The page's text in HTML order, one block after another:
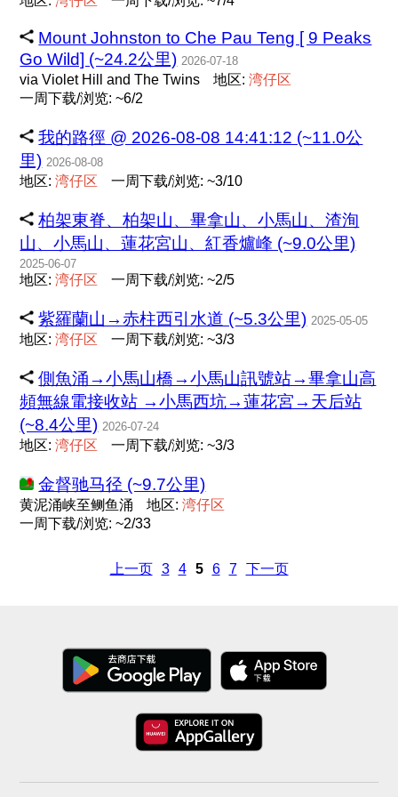
Mount Johnston to Che Pau Teng [ 9 Peaks
Go Wild] (~24.2公里) 2026-07-18
via Violet Hill and The Twins 地区:湾仔区
一周下载/浏览: ~6/2
我的路徑 @ 2026-08-08 14:41:12 (~11.0公
里) 2026-08-08
地区:湾仔区 一周下载/浏览: ~3/10
柏架東脊、柏架山、畢拿山、小馬山、渣洵
山、小馬山、蓮花宮山、紅香爐峰 (~9.0公里)
2025-06-07
地区:湾仔区 一周下载/浏览: ~2/5
紫羅蘭山→赤柱西引水道 (~5.3公里) 2025-05-05
地区:湾仔区 一周下载/浏览: ~3/3
側魚涌→小馬山橋→小馬山訊號站→畢拿山高
頻無線電接收站 →小馬西坑→蓮花宮→天后站
(~8.4公里) 2026-07-24
地区:湾仔区 一周下载/浏览: ~3/3
金督驰马径 (~9.7公里)
黄泥涌峡至鲗鱼涌 地区:湾仔区
一周下载/浏览: ~2/33
上一页 3 4 5 6 7 下一页